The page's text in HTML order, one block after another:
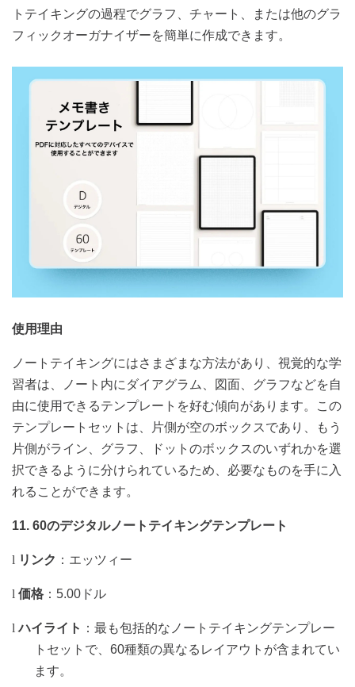
トテイキングの過程でグラフ、チャート、または他のグラ
フィックオーガナイザーを簡単に作成できます。
使用理由
ノートテイキングにはさまざまな方法があり、視覚的な学
習者は、ノート内にダイアグラム、図面、グラフなどを自
由に使用できるテンプレートを好む傾向があります。この
テンプレートセットは、片側が空のボックスであり、もう
片側がライン、グラフ、ドットのボックスのいずれかを選
択できるように分けられているため、必要なものを手に入
れることができます。
11. 60のデジタルノートテイキングテンプレート
l リンク ： エッツィー
l 価格 ： 5.00 ドル
l ハイライト ：最も包括的なノートテイキングテンプレー
トセットで、 60種類の異なるレイアウトが含まれてい
ます。